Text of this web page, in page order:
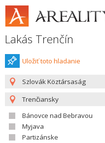
Lakás Trenčín
Uložiť toto hladanie
Szlovák Köztársaság
Trenčiansky
Bánovce nad Bebravou
Myjava
Partizánske